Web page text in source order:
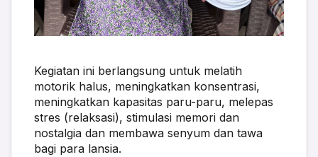
Kegiatan ini berlangsung untuk melatih
motorik halus, meningkatkan konsentrasi,
meningkatkan kapasitas paru-paru, melepas
stres (relaksasi), stimulasi memori dan
nostalgia dan membawa senyum dan tawa
bagi para lansia.